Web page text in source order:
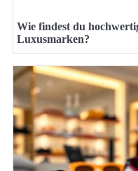
Wie findest du
Luxusmarken?